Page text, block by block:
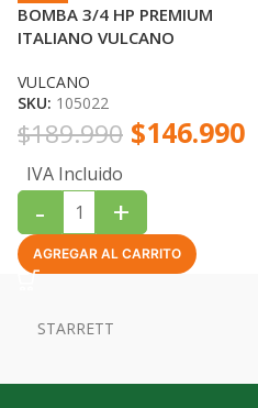
BOMBA 3/4 HP PREMIUM
ITALIANO VULCANO
VULCANO
SKU: 105022
$189.990 $146.990
IVA Incluido
- +
AGREGAR AL CARRITO